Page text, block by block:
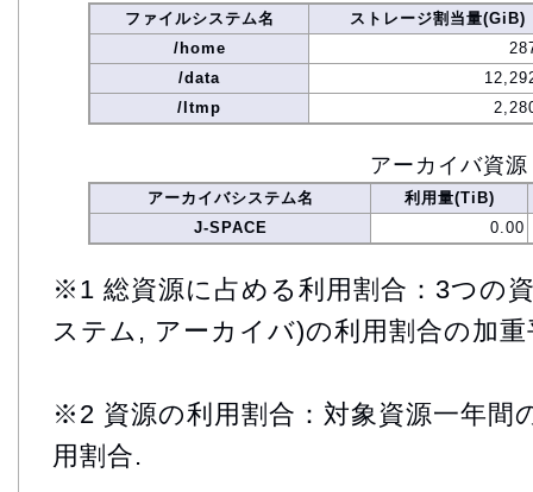
ファイルシステム名
ストレージ割当量(GiB)
/home
/data
/ltmp
アーカイバ資源
アーカイバシステム名
利用量(TiB)
J-SPACE
0.00
※1 総資源に占める利用割合：3つの
ステム, アーカイバ)の利用割合の加重
※2 資源の利用割合：対象資源一年間
用割合.